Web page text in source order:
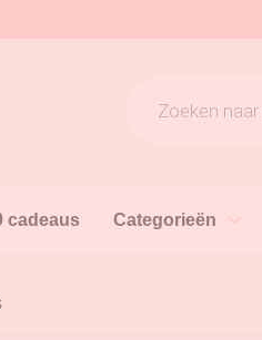
cadeaus Categorieën